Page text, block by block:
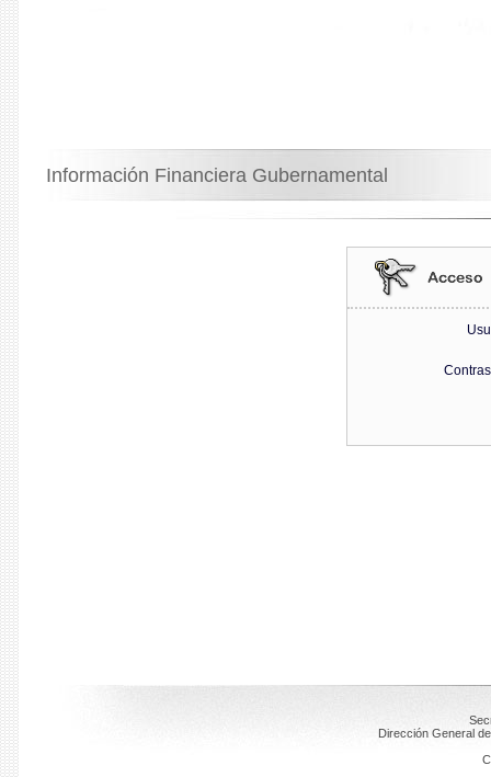
Información Financiera Gubernamental
Dirección General